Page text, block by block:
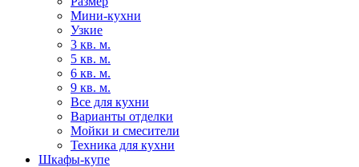
Мини-кухни
Узкие
3 кв. м.
5 кв. м.
6 кв. м.
9 кв. м.
Все для кухни
Варианты отделки
Мойки и смесители
Техника для кухни
Шкафы-купе